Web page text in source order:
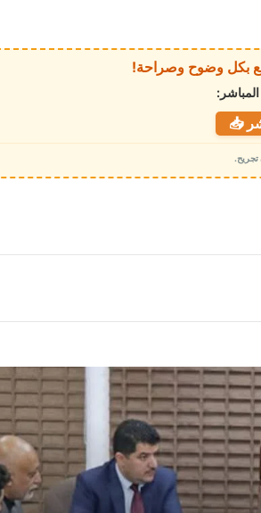
📥
تجريح.
​عدن: سموم الشائعات تستشري في سوق
أسعار صرف العملات الأجنبية صباح اليوم
إجراءات مصرفية حديثة لتنظيم الريال
السعودي
فخ الصرافين يعود من جديد .. تفاصيل لعبة
خطيرة تهدد مدخرات المواطنين